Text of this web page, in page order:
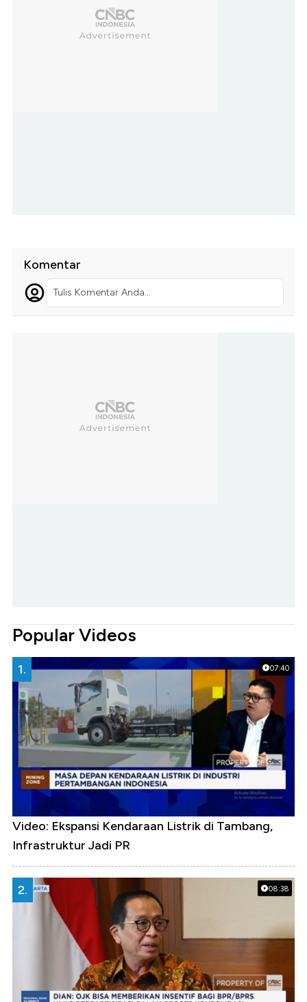
Komentar
Tulis Komentar Anda...
Popular Videos
07:40
1.
Video: Ekspansi Kendaraan Listrik di Tambang,
Infrastruktur Jadi PR
08:38
2.